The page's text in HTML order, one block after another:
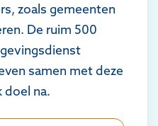
zoals gemeenten
De ruim 500
samen met deze
doel na.